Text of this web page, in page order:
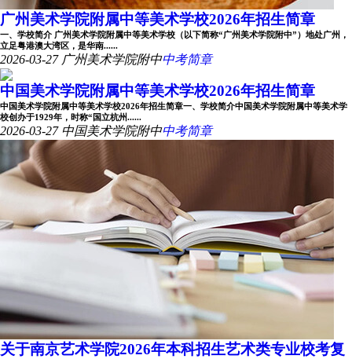
广州美术学院附属中等美术学校2026年招生简章
一、学校简介 广州美术学院附属中等美术学校（以下简称“广州美术学院附中”）地处广州，
立足粤港澳大湾区，是华南......
2026-03-27 广州美术学院附中中考简章
中国美术学院附属中等美术学校2026年招生简章
中国美术学院附属中等美术学校2026年招生简章一、学校简介中国美术学院附属中等美术学
校创办于1929年，时称“国立杭州......
2026-03-27 中国美术学院附中中考简章
关于南京艺术学院2026年本科招生艺术类专业校考复